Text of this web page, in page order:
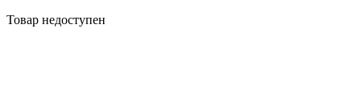
Товар недоступен